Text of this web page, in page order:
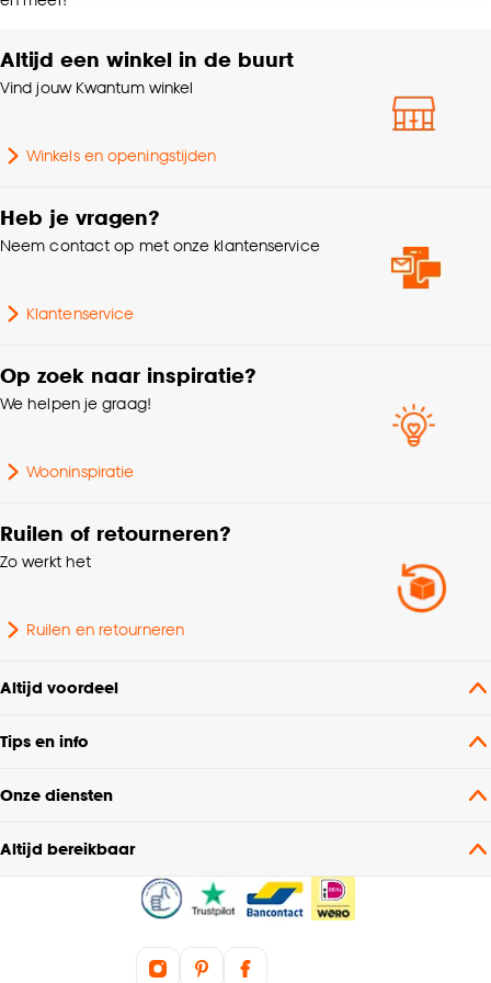
Goed om te weten is dat je deze keuze altijd nog
cookieverklaring.
Wasvoorschriften
Gewicht gram per m2
Altijd een winkel in de buurt
Vind jouw Kwantum winkel
Winkels en openingstijden
Heb je vragen?
Neem contact op met onze klantenservice
Klantenservice
Op zoek naar inspiratie?
We helpen je graag!
Wooninspiratie
Ruilen of retourneren?
Zo werkt het
Ruilen en retourneren
Altijd voordeel
Tips en info
Onze diensten
Altijd bereikbaar